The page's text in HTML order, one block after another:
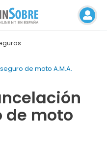
de moto A.M.A.
de moto